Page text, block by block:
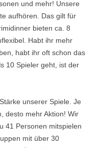
und mehr! Unsere
aufhören. Das gilt für
bieten ca. 8
Habt ihr mehr
habt ihr oft schon das
10 Spieler geht, ist der
unserer Spiele. Je
desto mehr Aktion! Wir
41 Personen mitspielen
mit über 30